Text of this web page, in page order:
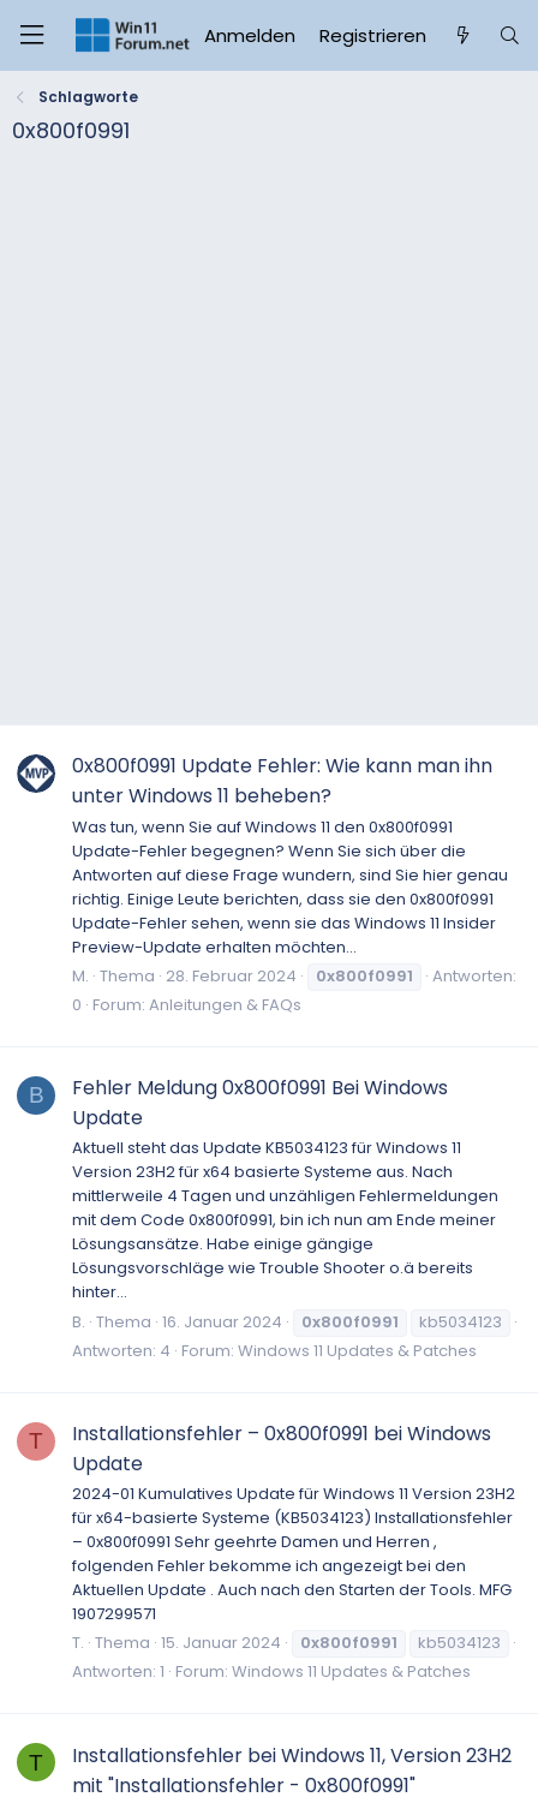
Anmelden Registrieren
Schlagworte
0x800f0991
0x800f0991 Update Fehler: Wie kann man ihn
unter Windows 11 beheben?
Was tun, wenn Sie auf Windows 11 den 0x800f0991
Update-Fehler begegnen? Wenn Sie sich über die
Antworten auf diese Frage wundern, sind Sie hier genau
richtig. Einige Leute berichten, dass sie den 0x800f0991
Update-Fehler sehen, wenn sie das Windows 11 Insider
Preview-Update erhalten möchten...
M. Thema 28. Februar 2024 0x800f0991
Antworten:
0 Forum: Anleitungen & FAQs
B
Fehler Meldung 0x800f0991 Bei Windows
Update
Aktuell steht das Update KB5034123 für Windows 11
Version 23H2 für x64 basierte Systeme aus. Nach
mittlerweile 4 Tagen und unzähligen Fehlermeldungen
mit dem Code 0x800f0991, bin ich nun am Ende meiner
Lösungsansätze. Habe einige gängige
Lösungsvorschläge wie Trouble Shooter o.ä bereits
hinter...
B. Thema 16. Januar 2024 0x800f0991
kb5034123
Antworten: 4 Forum: Windows 11 Updates & Patches
T
Installationsfehler – 0x800f0991 bei Windows
Update
2024-01 Kumulatives Update für Windows 11 Version 23H2
für x64-basierte Systeme (KB5034123) Installationsfehler
– 0x800f0991 Sehr geehrte Damen und Herren ,
folgenden Fehler bekomme ich angezeigt bei den
Aktuellen Update . Auch nach den Starten der Tools. MFG
1907299571
T. Thema 15. Januar 2024 0x800f0991
kb5034123
Antworten: 1 Forum: Windows 11 Updates & Patches
T
Installationsfehler bei Windows 11, Version 23H2
mit "Installationsfehler - 0x800f0991"